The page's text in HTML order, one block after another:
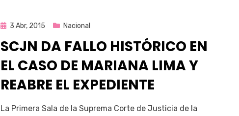
Publicada
3 Abr, 2015 Nacional
SCJN DA FALLO HISTÓRICO EN
EL CASO DE MARIANA LIMA Y
REABRE EL EXPEDIENTE
porEnrique
La Primera Sala de la Suprema Corte de Justicia de la